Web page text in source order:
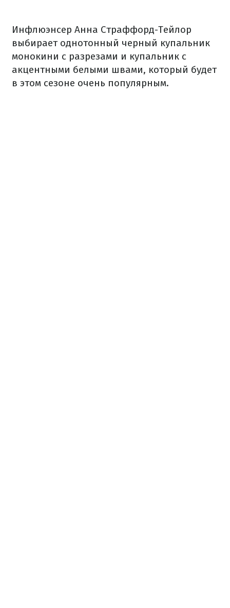
Инфлюэнсер Анна Страффорд-Тейлор
выбирает однотонный черный купальник
монокини с разрезами и купальник с
акцентными белыми швами, который будет
в этом сезоне очень популярным.